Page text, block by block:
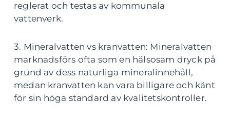
reglerat och testas av kommunala
vattenverk.
3. Mineralvatten vs kranvatten: Mineralvatten
marknadsförs ofta som en hälsosam dryck på
grund av dess naturliga mineralinnehåll,
medan kranvatten kan vara billigare och känt
för sin höga standard av kvalitetskontroller.